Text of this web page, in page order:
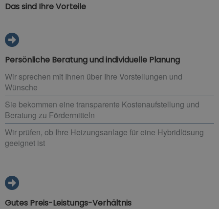
Das sind Ihre Vorteile
Persönliche Beratung und individuelle Planung
Wir sprechen mit Ihnen über Ihre Vorstellungen und
Wünsche
Sie bekommen eine transparente Kostenaufstellung und
Beratung zu Fördermitteln
Wir prüfen, ob Ihre Heizungsanlage für eine Hybridlösung
geeignet ist
Gutes Preis-Leistungs-Verhältnis